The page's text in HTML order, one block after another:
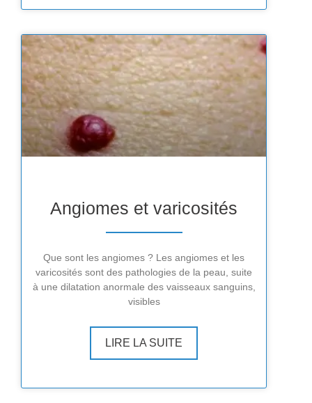
Angiomes et varicosités
Que sont les angiomes ? Les angiomes et les
varicosités sont des pathologies de la peau, suite
à une dilatation anormale des vaisseaux sanguins,
visibles
LIRE LA SUITE